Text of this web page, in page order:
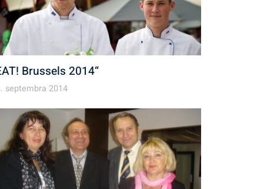
Brussels 2014“
septembra 2014